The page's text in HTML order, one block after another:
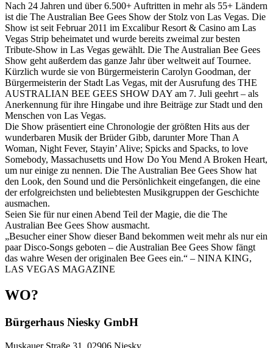
Nach 24 Jahren und über 6.500+ Auftritten in mehr als 55+ Ländern
ist die The Australian Bee Gees Show der Stolz von Las Vegas. Die
Show ist seit Februar 2011 im Excalibur Resort & Casino am Las
Vegas Strip beheimatet und wurde bereits zweimal zur besten
Tribute-Show in Las Vegas gewählt. Die The Australian Bee Gees
Show geht außerdem das ganze Jahr über weltweit auf Tournee.
Kürzlich wurde sie von Bürgermeisterin Carolyn Goodman, der
Bürgermeisterin der Stadt Las Vegas, mit der Ausrufung des THE
AUSTRALIAN BEE GEES SHOW DAY am 7. Juli geehrt – als
Anerkennung für ihre Hingabe und ihre Beiträge zur Stadt und den
Menschen von Las Vegas.
Die Show präsentiert eine Chronologie der größten Hits aus der
wunderbaren Musik der Brüder Gibb, darunter More Than A
Woman, Night Fever, Stayin’ Alive; Spicks and Spacks, to love
Somebody, Massachusetts und How Do You Mend A Broken Heart,
um nur einige zu nennen. Die The Australian Bee Gees Show hat
den Look, den Sound und die Persönlichkeit eingefangen, die eine
der erfolgreichsten und beliebtesten Musikgruppen der Geschichte
ausmachen.
Seien Sie für nur einen Abend Teil der Magie, die die The
Australian Bee Gees Show ausmacht.
„Besucher einer Show dieser Band bekommen weit mehr als nur ein
paar Disco-Songs geboten – die Australian Bee Gees Show fängt
das wahre Wesen der originalen Bee Gees ein.“ – NINA KING,
LAS VEGAS MAGAZINE
WO?
Bürgerhaus Niesky GmbH
Muskauer Straße 31, 02906 Niesky